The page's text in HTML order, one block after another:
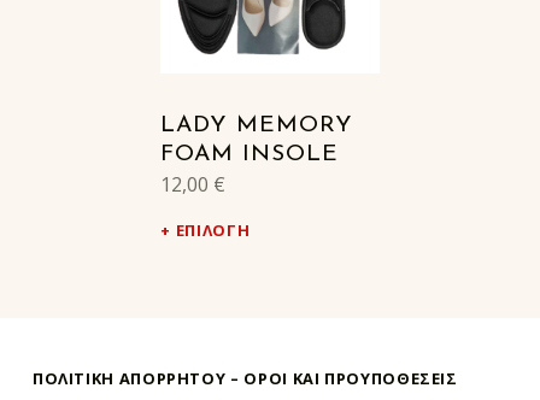
LADY MEMORY
FOAM INSOLE
12,00 €
ΕΠΙΛΟΓΉ
ΠΟΛΙΤΙΚΗ ΑΠΟΡΡΗΤΟΥ – ΌΡΟΙ ΚΑΙ ΠΡΟΥΠΟΘΕΣΕΙΣ